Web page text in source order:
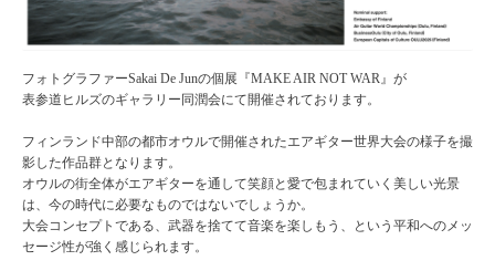
フォトグラファーSakai De Junの個展『MAKE AIR NOT WAR』が
表参道ヒルズのギャラリー同潤会にて開催されております。
フィンランド中部の都市オウルで開催されたエアギター世界大会の様子を撮
影した作品群となります。
オウルの街全体がエアギターを通して笑顔と愛で包まれていく美しい光景
は、今の時代に必要なものではないでしょうか。
大会コンセプトである、武器を捨てて音楽を楽しもう、という平和へのメッ
セージ性が強く感じられます。